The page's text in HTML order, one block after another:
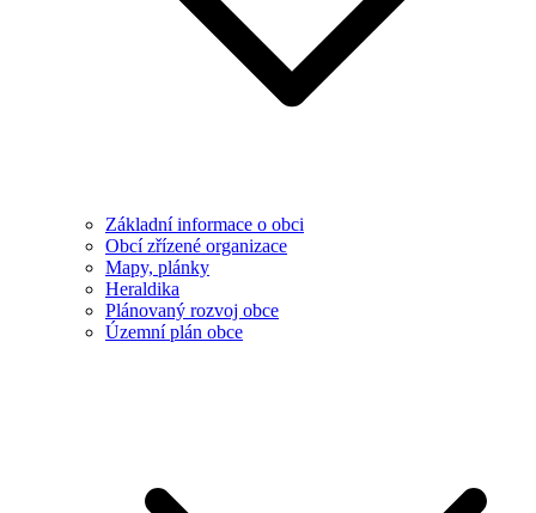
Základní informace o obci
Obcí zřízené organizace
Mapy, plánky
Heraldika
Plánovaný rozvoj obce
Územní plán obce